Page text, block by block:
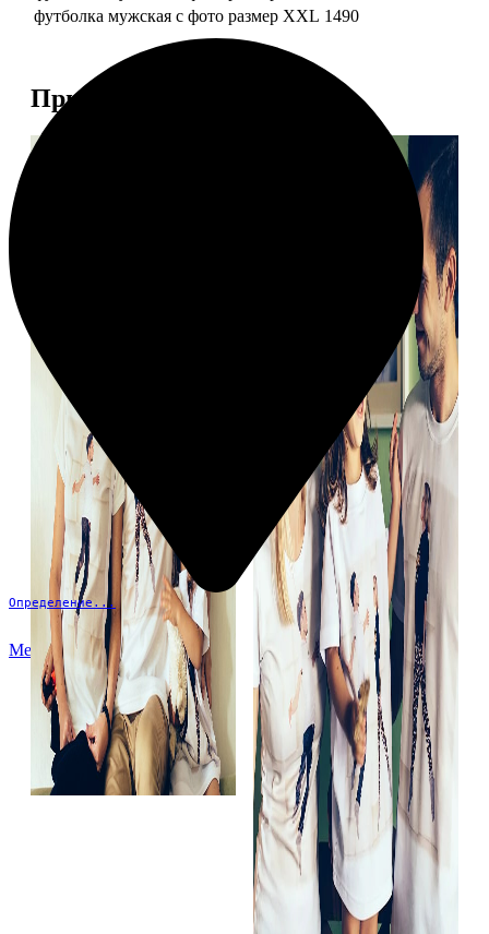
Определение...
Меню
футболка мужская с фото размер XXL 1490
Примеры работ